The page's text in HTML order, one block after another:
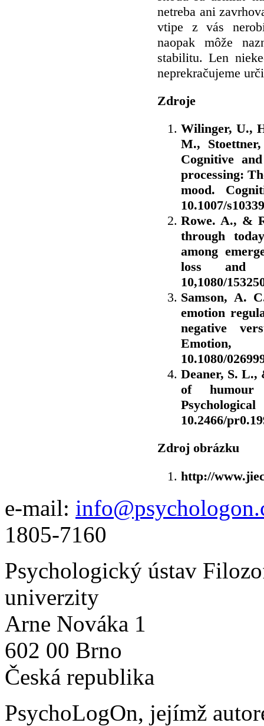
netreba ani
vtipe z vás
naopak môže
stabilitu. Len
neprekračujeme
Zdroje
Wilinger, U.,
M.,
Cognitive
processing:
mood.
10.1007/
Rowe. A., &
through
among
loss and
10,1080/
Samson, A.
emotion
negative
10.1080/
Deaner, S. L.,
of humour
10.2466/
Zdroj obrázku
http://
e-mail:
1805-7160
Psychologický ústav
univerzity
Arne Nováka 1
602 00 Brno
Česká republika
PsychoLogOn, jejímž